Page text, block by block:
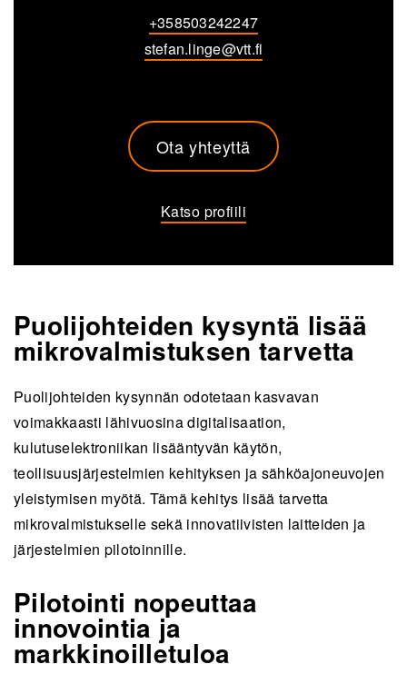
+358503242247
stefan.linge@vtt.fi
Ota yhteyttä
Katso profiili
Puolijohteiden kysyntä lisää
mikrovalmistuksen tarvetta
Puolijohteiden kysynnän odotetaan kasvavan
voimakkaasti lähivuosina digitalisaation,
kulutuselektroniikan lisääntyvän käytön,
teollisuusjärjestelmien kehityksen ja sähköajoneuvojen
yleistymisen myötä. Tämä kehitys lisää tarvetta
mikrovalmistukselle sekä innovatiivisten laitteiden ja
järjestelmien pilotoinnille.
Pilotointi nopeuttaa
innovointia ja
markkinoilletuloa